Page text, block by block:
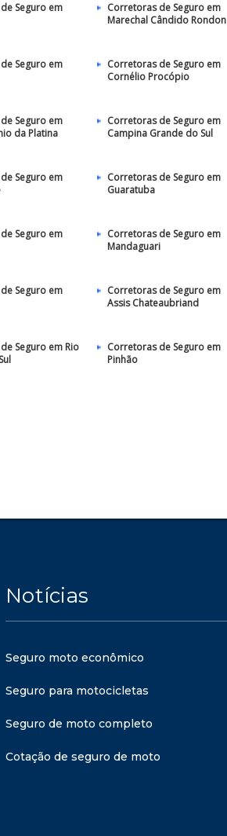
Seguro em
Corretoras de Seguro em
Marechal Cândido Rondon
Seguro em
Corretoras de Seguro em
Cornélio Procópio
Seguro em
da Platina
Corretoras de Seguro em
Campina Grande do Sul
Seguro em
Corretoras de Seguro em
Guaratuba
Seguro em
Corretoras de Seguro em
Mandaguari
Seguro em
Corretoras de Seguro em
Assis Chateaubriand
Seguro em Rio
Corretoras de Seguro em
Pinhão
Notícias
Seguro moto econômico
Seguro para motocicletas
Seguro de moto completo
Cotação de seguro de moto